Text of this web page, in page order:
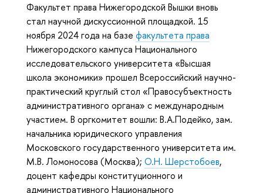
Факультет права Нижегородской Вышки вновь
стал научной дискуссионной площадкой. 15
ноября 2024 года на базе факультета права
Нижегородского кампуса Национального
исследовательского университета «Высшая
школа экономики» прошел Всероссийский научно-
практический круглый стол «Правосубъектность
административного органа» с международным
участием. В оргкомитет вошли: В.А.Подейко, зам.
начальника юридического управления
Московского государственного университета им.
М.В. Ломоносова (Москва); О.Н. Шерстобоев,
доцент кафедры конституционного и
административного Национального